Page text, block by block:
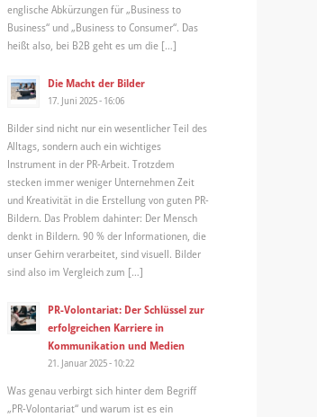
englische Abkürzungen für „Business to
Business“ und „Business to Consumer“. Das
heißt also, bei B2B geht es um die […]
Die Macht der Bilder
17. Juni 2025 - 16:06
Bilder sind nicht nur ein wesentlicher Teil des
Alltags, sondern auch ein wichtiges
Instrument in der PR-Arbeit. Trotzdem
stecken immer weniger Unternehmen Zeit
und Kreativität in die Erstellung von guten PR-
Bildern. Das Problem dahinter: Der Mensch
denkt in Bildern. 90 % der Informationen, die
unser Gehirn verarbeitet, sind visuell. Bilder
sind also im Vergleich zum […]
PR-Volontariat: Der Schlüssel zur
erfolgreichen Karriere in
Kommunikation und Medien
21. Januar 2025 - 10:22
Was genau verbirgt sich hinter dem Begriff
„PR-Volontariat“ und warum ist es ein